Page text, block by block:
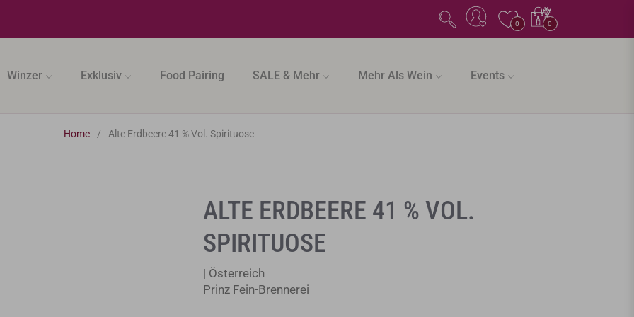
0Einkaufswagen
0
Winzer Exklusiv Food Pairing SALE & Mehr Mehr Als Wein Events
Home / Alte Erdbeere 41 % Vol. Spirituose
ALTE ERDBEERE 41 % VOL.
SPIRITUOSE
| Österreich
Prinz Fein-Brennerei